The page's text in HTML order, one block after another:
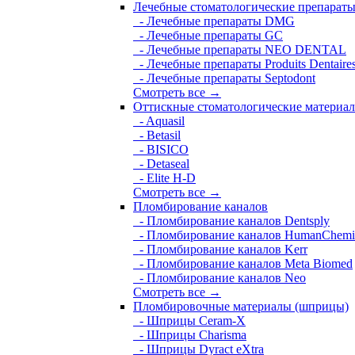
Лечебные стоматологические препараты
- Лечебные препараты DMG
- Лечебные препараты GC
- Лечебные препараты NEO DENTAL
- Лечебные препараты Produits
- Лечебные препараты Septodont
Смотреть все →
Оттискные стоматологические
- Aquasil
- Betasil
- BISICO
- Detaseal
- Elite H-D
Смотреть все →
Пломбирование каналов
- Пломбирование каналов Dentsply
- Пломбирование каналов
- Пломбирование каналов Kerr
- Пломбирование каналов Meta Biomed
- Пломбирование каналов Neo
Смотреть все →
Пломбировочные материалы (шприцы)
- Шприцы Ceram-X
- Шприцы Charisma
- Шприцы Dyract eXtra